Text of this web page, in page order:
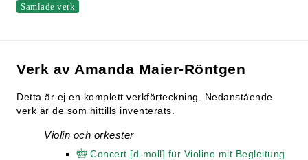
Samlade verk
Verk av Amanda Maier-Röntgen
Detta är ej en komplett verkförteckning. Nedanstående
verk är de som hittills inventerats.
Violin och orkester
Concert [d-moll] für Violine mit Begleitung